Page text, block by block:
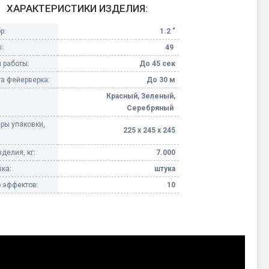
Небесные фонарики
Оборудование для
спецэффектов
Елочные гирлянды
Фейерверк-шоу
ХАРАКТЕРИСТИКИ ИЗДЕЛИЯ:
1.2 "
49
работы:
До 45 сек
фейерверка:
До 30 м
Красный, Зеленый,
Серебряный
упаковки,
225 х 245 х 245
кг:
7.000
штука
эффектов:
10